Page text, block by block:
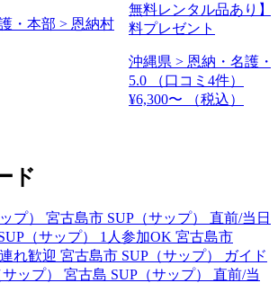
・本部 > 恩納村
無料レンタル品あり】
料プレゼント
沖縄県 > 恩納・名護・
5.0
（口コミ4件）
¥6,300〜
（税込）
ド
プ） 宮古島市 SUP（サップ） 直前/当日
（サップ） 1人参加OK 宮古島市
れ歓迎 宮古島市 SUP（サップ） ガイド
ップ） 宮古島 SUP（サップ） 直前/当